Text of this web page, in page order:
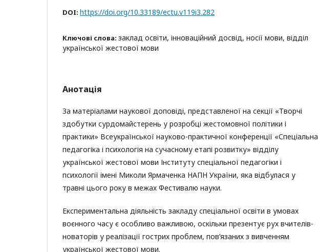
DOI: https://doi.org/10.33189/ectu.v119i3.282
Ключові слова: заклад освіти, інноваційний досвід, носії мови, відділ
української жестової мови
Анотація
За матеріалами наукової доповіді, представленої на секції «Творчі
здобутки сурдомайстерень у розробці жестомовної політики і
практики» Всеукраїнської науково-практичної конференції «Спеціальна
педагогіка і психологія на сучасному етапі розвитку» відділу
української жестової мови Інституту спеціальної педагогіки і
психології імені Миколи Ярмаченка НАПН України, яка відбулася у
травні цього року в межах Фестивалю науки.
Експериментальна діяльність закладу спеціальної освіти в умовах
воєнного часу є особливо важливою, оскільки презентує рух вчителів-
новаторів у реалізації гострих проблем, пов’язаних з вивченням
української жестової мови.